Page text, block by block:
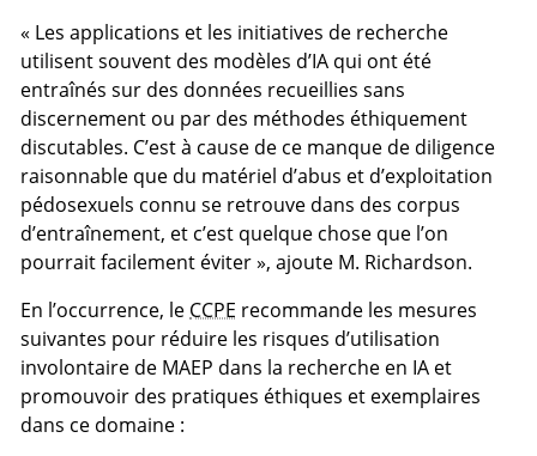
« Les applications et les initiatives de recherche
utilisent souvent des modèles d’IA qui ont été
entraînés sur des données recueillies sans
discernement ou par des méthodes éthiquement
discutables. C’est à cause de ce manque de diligence
raisonnable que du matériel d’abus et d’exploitation
pédosexuels connu se retrouve dans des corpus
d’entraînement, et c’est quelque chose que l’on
pourrait facilement éviter », ajoute M. Richardson.
En l’occurrence, le CCPE recommande les mesures
suivantes pour réduire les risques d’utilisation
involontaire de MAEP dans la recherche en IA et
promouvoir des pratiques éthiques et exemplaires
dans ce domaine :